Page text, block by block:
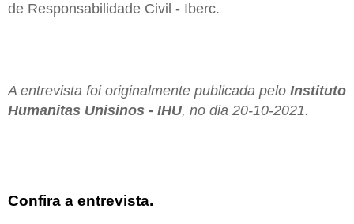
de Responsabilidade Civil - Iberc.
A entrevista foi originalmente publicada pelo Instituto
Humanitas Unisinos - IHU, no dia 20-10-2021.
Confira a entrevista.